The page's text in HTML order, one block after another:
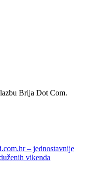
Brija Dot Com.
– jednostavnije
vikenda